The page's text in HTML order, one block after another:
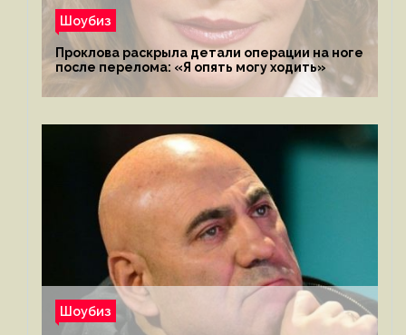
Шоубиз
Проклова раскрыла детали операции на ноге
после перелома: «Я опять могу ходить»
Шоубиз